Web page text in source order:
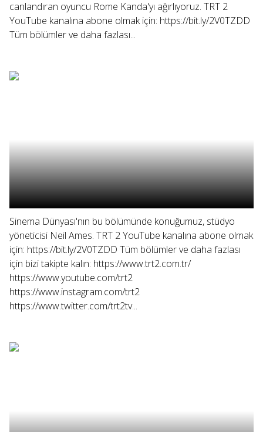
canlandıran oyuncu Rome Kanda'yı ağırlıyoruz. TRT 2
YouTube kanalına abone olmak için: https://bit.ly/2V0TZDD
Tüm bölümler ve daha fazlası...
Sinema Dünyası'nın bu bölümünde konuğumuz, stüdyo
yöneticisi Neil Ames. TRT 2 YouTube kanalına abone olmak
için: https://bit.ly/2V0TZDD Tüm bölümler ve daha fazlası
için bizi takipte kalın: https://www.trt2.com.tr/
https://www.youtube.com/trt2
https://www.instagram.com/trt2
https://www.twitter.com/trt2tv...